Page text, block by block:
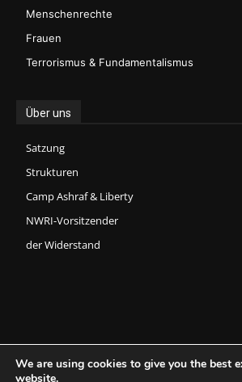
Menschenrechte
Frauen
Terrorismus & Fundamentalismus
Über uns
Satzung
Strukturen
Camp Ashraf & Liberty
NWRI-Vorsitzender
der Widerstand
We are using cookies to give you the best
website.